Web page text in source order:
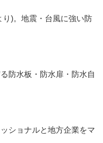
)。地震・台風に強い防
防水板・防水扉・防水自
ショナルと地方企業をマ